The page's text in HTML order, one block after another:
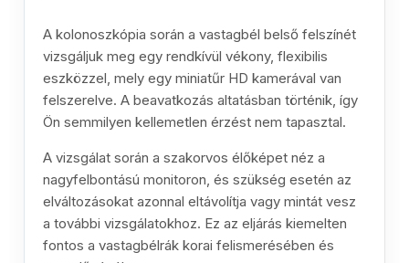
A kolonoszkópia során a vastagbél belső felszínét
vizsgáljuk meg egy rendkívül vékony, flexibilis
eszközzel, mely egy miniatűr HD kamerával van
felszerelve. A beavatkozás altatásban történik, így
Ön semmilyen kellemetlen érzést nem tapasztal.
A vizsgálat során a szakorvos élőképet néz a
nagyfelbontású monitoron, és szükség esetén az
elváltozásokat azonnal eltávolítja vagy mintát vesz
a további vizsgálatokhoz. Ez az eljárás kiemelten
fontos a vastagbélrák korai felismerésében és